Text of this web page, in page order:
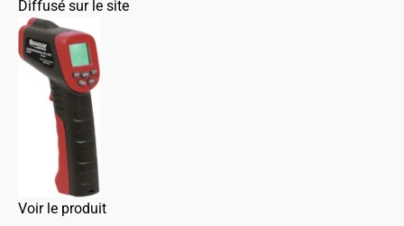
Diffusé sur le site
Voir le produit